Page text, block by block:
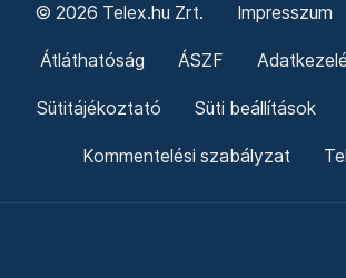
© 2026 Telex.hu Zrt. Impresszum
Átláthatóság ÁSZF
Sütitájékoztató Süti beállítások
Kommentelési szabályzat